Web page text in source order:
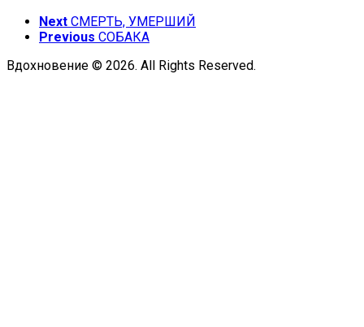
Next СМЕРТЬ, УМЕРШИЙ
Previous СОБАКА
Вдохновение © 2026. All Rights Reserved.